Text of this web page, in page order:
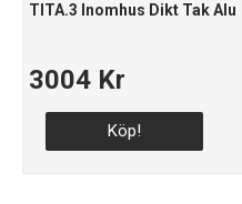
TITA.3 Inomhus Dikt Tak Alu
3004 Kr
Köp!